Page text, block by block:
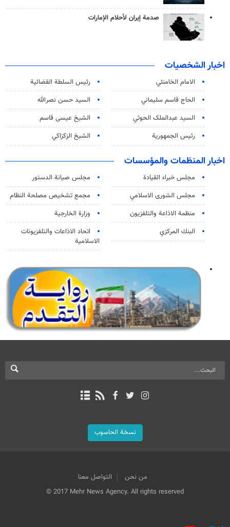
صدمة إيران لأحلام الإمارات
اخبار الشخصيات
الامام الخامنئي
رئیس السلطة القضائیة
الحاج قاسم سليماني
السيد حسن نصرالله
السید عبدالملک الحوثي
الشيخ عيسى قاسم
رئيس الجمهورية
الشيخ الزكزاكي
اخبار المنظمات والمؤسسات
مجلس خبراء القيادة
مجلس صيانة الدستور
مجلس الشورى الاسلامي
مجمع تشخيص مصلحة النظام
منظمة الاذاعة والتلفزیون
وزارة الخارجية
البنك المركزي
اتحاد الاذاعات والتلفزيونات
الاسلامية
نسخة الحاسوب
من نحن
التواصل معنا
© 2017 Mehr News Agency. All rights reserved